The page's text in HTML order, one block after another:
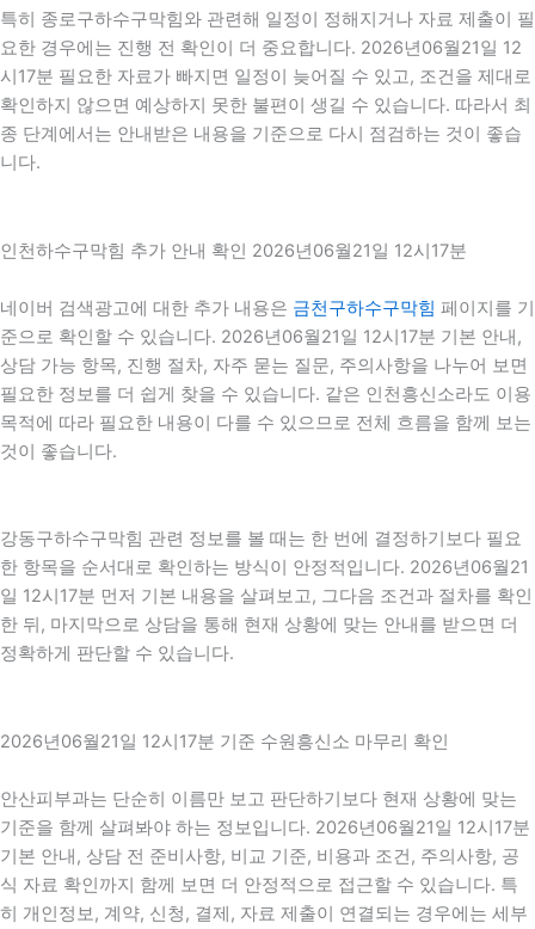
특히 종로구하수구막힘와 관련해 일정이 정해지거나 자료 제출이 필
요한 경우에는 진행 전 확인이 더 중요합니다. 2026년06월21일 12
시17분 필요한 자료가 빠지면 일정이 늦어질 수 있고, 조건을 제대로
확인하지 않으면 예상하지 못한 불편이 생길 수 있습니다. 따라서 최
종 단계에서는 안내받은 내용을 기준으로 다시 점검하는 것이 좋습
니다.
인천하수구막힘 추가 안내 확인 2026년06월21일 12시17분
네이버 검색광고에 대한 추가 내용은 금천구하수구막힘 페이지를 기
준으로 확인할 수 있습니다. 2026년06월21일 12시17분 기본 안내,
상담 가능 항목, 진행 절차, 자주 묻는 질문, 주의사항을 나누어 보면
필요한 정보를 더 쉽게 찾을 수 있습니다. 같은 인천흥신소라도 이용
목적에 따라 필요한 내용이 다를 수 있으므로 전체 흐름을 함께 보는
것이 좋습니다.
강동구하수구막힘 관련 정보를 볼 때는 한 번에 결정하기보다 필요
한 항목을 순서대로 확인하는 방식이 안정적입니다. 2026년06월21
일 12시17분 먼저 기본 내용을 살펴보고, 그다음 조건과 절차를 확인
한 뒤, 마지막으로 상담을 통해 현재 상황에 맞는 안내를 받으면 더
정확하게 판단할 수 있습니다.
2026년06월21일 12시17분 기준 수원흥신소 마무리 확인
안산피부과는 단순히 이름만 보고 판단하기보다 현재 상황에 맞는
기준을 함께 살펴봐야 하는 정보입니다. 2026년06월21일 12시17분
기본 안내, 상담 전 준비사항, 비교 기준, 비용과 조건, 주의사항, 공
식 자료 확인까지 함께 보면 더 안정적으로 접근할 수 있습니다. 특
히 개인정보, 계약, 신청, 결제, 자료 제출이 연결되는 경우에는 세부